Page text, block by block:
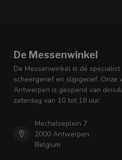
De Messenwinkel
De Messenwinkel is dé specialist
scheergerief en slijpgerief. Onze
Antwerpen is geopend van
zaterdag van 10 tot 18 uur.
Mechelseplein 7
2000 Antwerpen
Belgium